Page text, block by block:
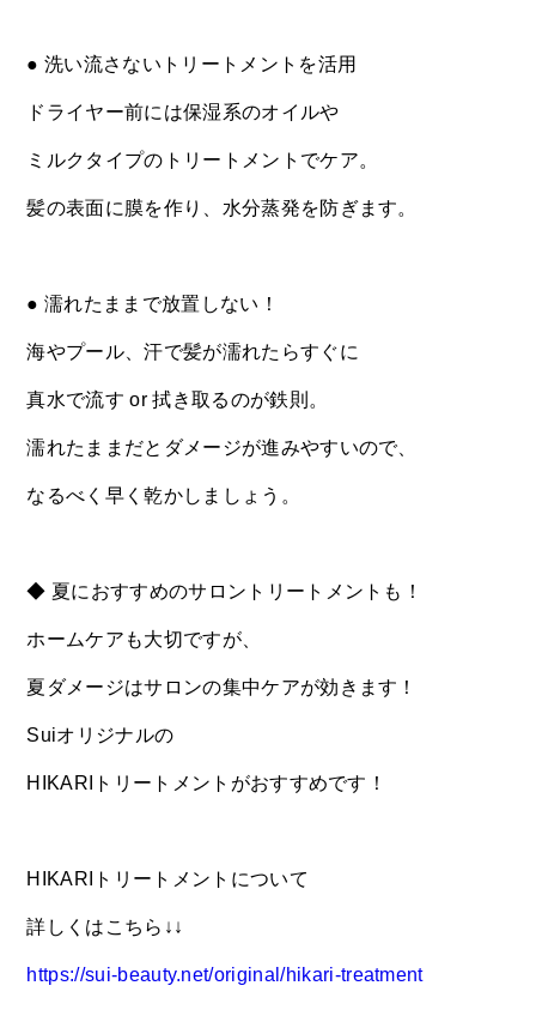
● 洗い流さないトリートメントを活用
ドライヤー前には保湿系のオイルや
ミルクタイプのトリートメントでケア。
髪の表面に膜を作り、水分蒸発を防ぎます。
● 濡れたままで放置しない！
海やプール、汗で髪が濡れたらすぐに
真水で流す or 拭き取るのが鉄則。
濡れたままだとダメージが進みやすいので、
なるべく早く乾かしましょう。
◆ 夏におすすめのサロントリートメントも！
ホームケアも大切ですが、
夏ダメージはサロンの集中ケアが効きます！
Suiオリジナルの
HIKARIトリートメントがおすすめです！
HIKARIトリートメントについて
詳しくはこちら↓↓
https://sui-beauty.net/original/hikari-treatment